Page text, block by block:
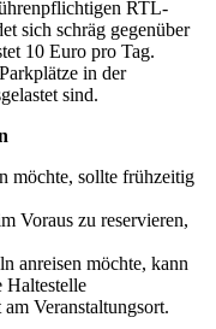
RTL-
sich schräg gegenüber
10 Euro pro Tag.
in der
sind.
möchte, sollte frühzeitig
Voraus zu reservieren,
anreisen möchte, kann
Haltestelle
Veranstaltungsort.